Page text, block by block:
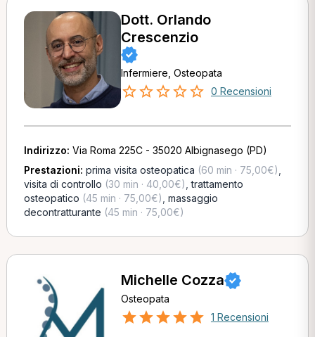
Dott. Orlando
Crescenzio
Infermiere, Osteopata
0 Recensioni
Indirizzo: Via Roma 225C - 35020 Albignasego (PD)
Prestazioni: prima visita osteopatica (60 min · 75,00€)
visita di controllo (30 min · 40,00€) ,trattamento
osteopatico (45 min · 75,00€) massaggio
decontratturante (45 min · 75,00€)
Michelle Cozza
Osteopata
1 Recensioni